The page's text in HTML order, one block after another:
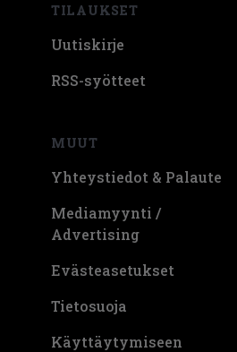
TILAUKSET
Uutiskirje
RSS-syötteet
MUUT
Yhteystiedot & Palaute
Mediamyynti /
Advertising
Evästeasetukset
Tietosuoja
Käyttäytymiseen